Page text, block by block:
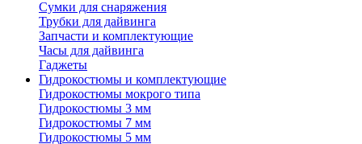
Сумки для снаряжения
Трубки для дайвинга
Запчасти и комплектующие
Часы для дайвинга
Гаджеты
Гидрокостюмы и комплектующие
Гидрокостюмы мокрого типа
Гидрокостюмы 3 мм
Гидрокостюмы 7 мм
Гидрокостюмы 5 мм